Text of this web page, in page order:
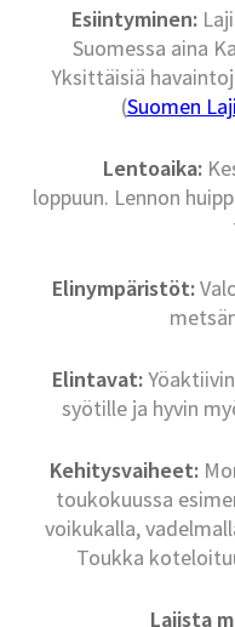
Esiintyminen:
Suomessa aina
Yksittäisiä
(Suomen
Lentoaika:
loppuun. Lennon
Elinympäristöt:
Elintavat:
syötille ja hyvin
Kehitysvaiheet:
toukokuussa
voikukalla,
Toukka
Lajista